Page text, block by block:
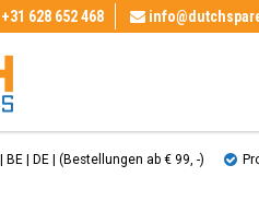
+31 628 652 468
| DE | (Bestellungen ab € 99, ​​-)